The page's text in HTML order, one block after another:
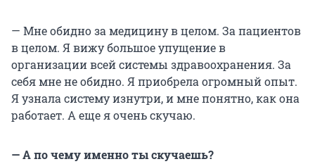
— Мне обидно за медицину в целом. За пациентов
в целом. Я вижу большое упущение в
организации всей системы здравоохранения. За
себя мне не обидно. Я приобрела огромный опыт.
Я узнала систему изнутри, и мне понятно, как она
работает. А еще я очень скучаю.
— А по чему именно ты скучаешь?